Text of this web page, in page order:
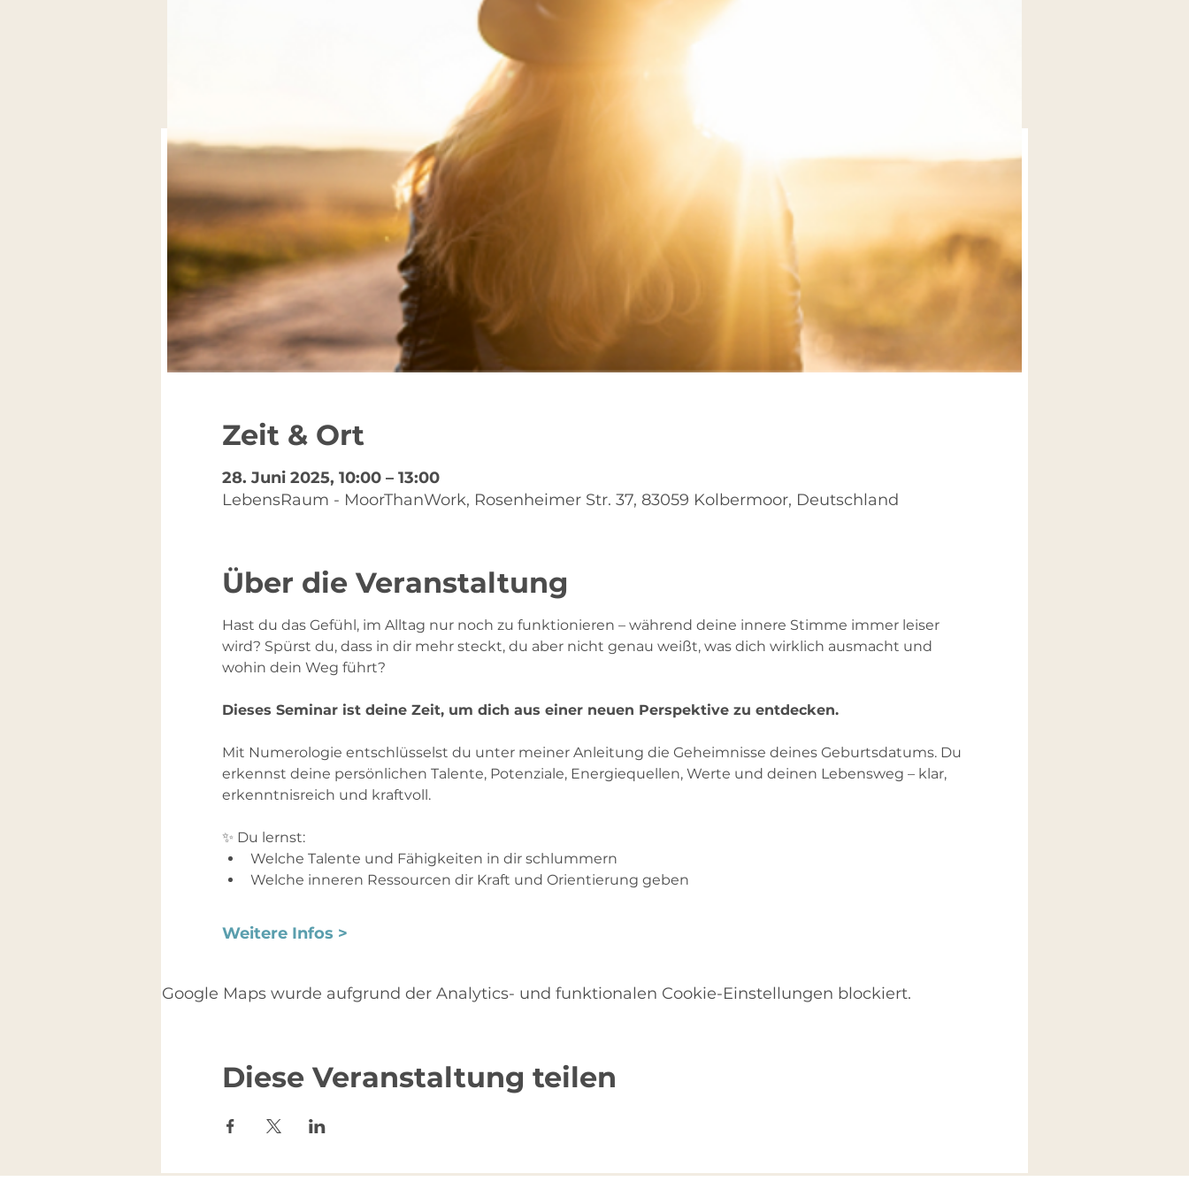
Zeit & Ort
28. Juni 2025, 10:00 – 13:00
LebensRaum - MoorThanWork, Rosenheimer Str. 37, 83059 Kolbermoor, Deutschland
Über die Veranstaltung
Hast du das Gefühl, im Alltag nur noch zu funktionieren – während deine innere Stimme immer leiser
wird? Spürst du, dass in dir mehr steckt, du aber nicht genau weißt, was dich wirklich ausmacht und
wohin dein Weg führt?
Dieses Seminar ist deine Zeit, um dich aus einer neuen Perspektive zu entdecken.
Mit Numerologie entschlüsselst du unter meiner Anleitung die Geheimnisse deines Geburtsdatums. Du
erkennst deine persönlichen Talente, Potenziale, Energiequellen, Werte und deinen Lebensweg – klar,
erkenntnisreich und kraftvoll.
✨ Du lernst:
Welche Talente und Fähigkeiten in dir schlummern
Welche inneren Ressourcen dir Kraft und Orientierung geben
Weitere Infos >
Google Maps wurde aufgrund der Analytics- und funktionalen Cookie-Einstellungen blockiert.
Diese Veranstaltung teilen